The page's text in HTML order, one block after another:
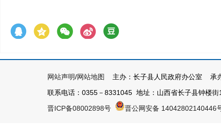
网站声明/网站地图
主办：长子县人民政府办公室 承
联系电话：0355－8331045 地址：山西省长子县钟楼
晋ICP备08002898号
晋公网安备 14042802140446